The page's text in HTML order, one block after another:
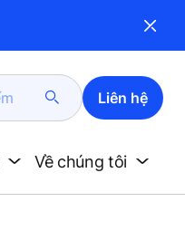
Liên hệ
Về chúng tôi